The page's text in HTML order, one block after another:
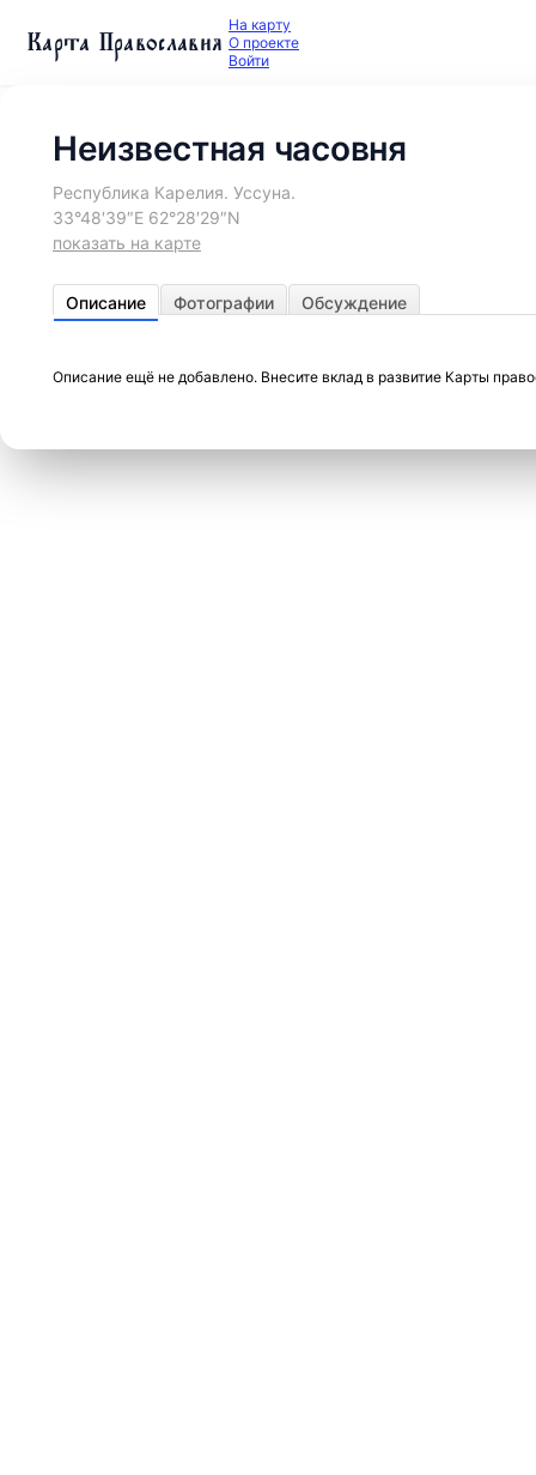
Карта Православия На карту
О проекте
Войти
Неизвестная часовня
Республика Карелия. Уссуна.
33°48′39″E 62°28′29″N
показать на карте
Описание Фотографии Обсуждение
Описание ещё не добавлено. Внесите вклад в развитие Карты